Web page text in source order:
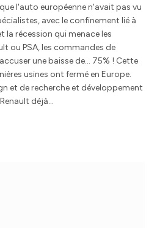
l'auto européenne n'avait pas vu
avec le confinement lié à
la récession qui menace les
ou PSA, les commandes de
une baisse de… 75% ! Cette
usines ont fermé en Europe.
et de recherche et développement
déjà…